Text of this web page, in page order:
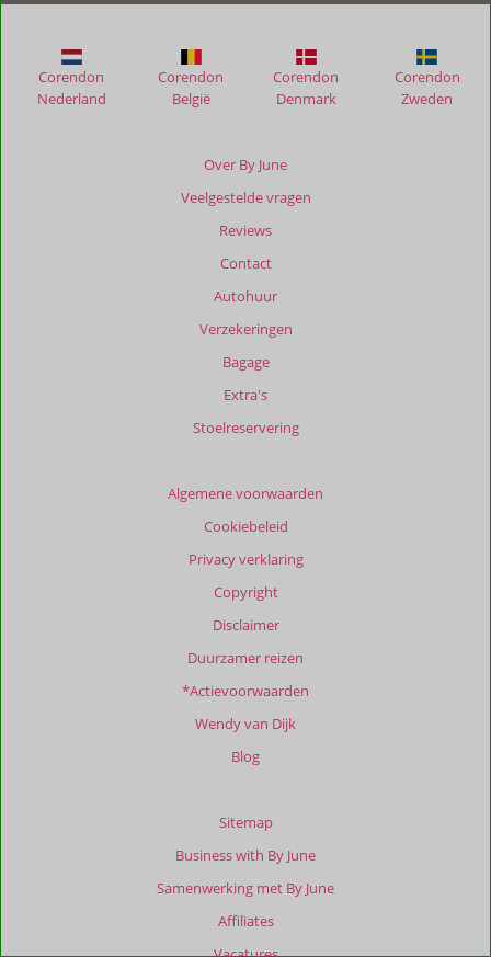
Over By June
Veelgestelde vragen
Reviews
Contact
Autohuur
Verzekeringen
Bagage
Extra's
Stoelreservering
Algemene voorwaarden
Cookiebeleid
Privacy verklaring
Copyright
Disclaimer
Duurzamer reizen
*Actievoorwaarden
Wendy van Dijk
Blog
Sitemap
Business with By June
Samenwerking met By June
Affiliates
Corendon
Nederland
Corendon
België
Corendon
Denmark
Corendon
Zweden